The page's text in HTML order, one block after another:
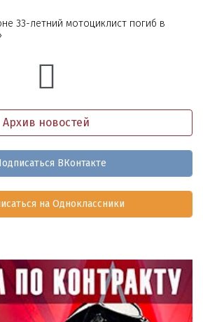
33-летний мотоциклист погиб в
Архив новостей
ВКонтакте
на Одноклассники